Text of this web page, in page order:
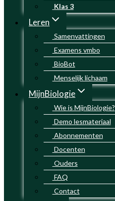
Klas 3
Leren
Samenvattingen
Examens vmbo
BioBot
Menselijk lichaam
MijnBiologie
Wie is MijnBiologie?
Demo lesmateriaal
Abonnementen
Docenten
Ouders
FAQ
Contact